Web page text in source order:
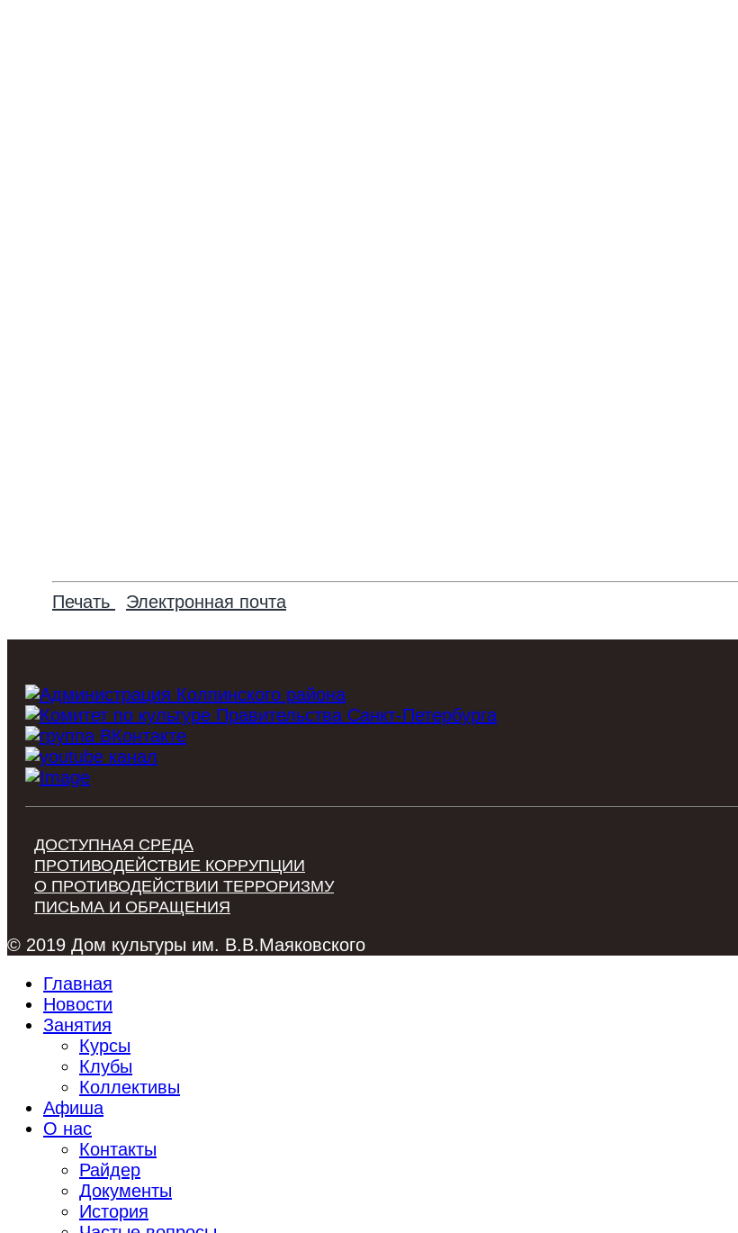
Печать Электронная почта
ДОСТУПНАЯ СРЕДА
ПРОТИВОДЕЙСТВИЕ КОРРУПЦИИ
О ПРОТИВОДЕЙСТВИИ ТЕРРОРИЗМУ
ПИСЬМА И ОБРАЩЕНИЯ
© 2019 Дом культуры им. В.В.Маяковского
Главная
Новости
Занятия
Курсы
Клубы
Коллективы
Афиша
О нас
Контакты
Райдер
Документы
История